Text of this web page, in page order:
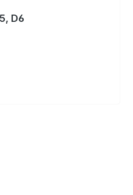
D6
: